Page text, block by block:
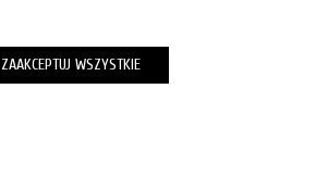
Formy Płatności
ZAAKCEPTUJ WSZYSTKIE